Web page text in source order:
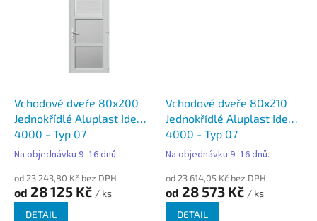
Vchodové dveře 80x200
Jednokřídlé Aluplast Ideal
4000 - Typ 07
Na objednávku 9- 16 dnů.
od 23 243,80 Kč bez DPH
od 28 125 Kč / ks
DETAIL
Vchodové dveře 80x210
Jednokřídlé Aluplast Ideal
4000 - Typ 07
Na objednávku 9- 16 dnů.
od 23 614,05 Kč bez DPH
od 28 573 Kč / ks
DETAIL